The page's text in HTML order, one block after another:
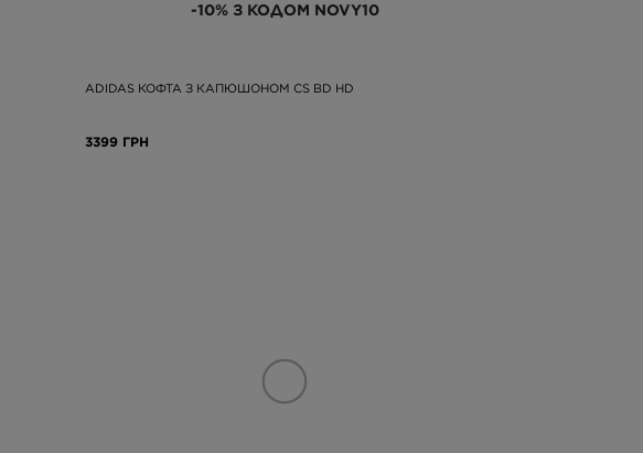
-10% З КОДОМ NOVY10
ADIDAS КОФТА З КАПЮШОНОМ CS BD HD
3399 ГРН